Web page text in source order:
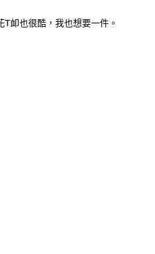
卹也很酷，我也想要一件。